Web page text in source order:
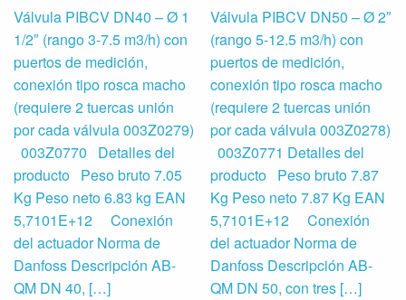
Válvula PIBCV DN40 – Ø 1
1/2″ (rango 3-7.5 m3/h) con
puertos de medición,
conexión tipo rosca macho
(requiere 2 tuercas unión
por cada válvula 003Z0279)
003Z0770 Detalles del
producto Peso bruto 7.05
Kg Peso neto 6.83 kg EAN
5,7101E+12 Conexión
del actuador Norma de
Danfoss Descripción AB-
QM DN 40, […]
Válvula PIBCV DN50 – Ø 2″
(rango 5-12.5 m3/h) con
puertos de medición,
conexión tipo rosca macho
(requiere 2 tuercas unión
por cada válvula 003Z0278)
003Z0771 Detalles del
producto Peso bruto 7.87
Kg Peso neto 7.87 Kg EAN
5,7101E+12 Conexión
del actuador Norma de
Danfoss Descripción AB-
QM DN 50, con tres […]